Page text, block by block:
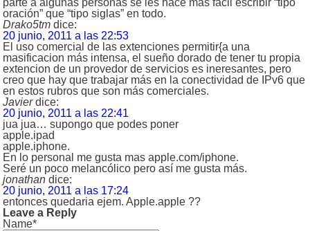
parte a algunas personas se les hace más fácil escribir “tipo
oración” que “tipo siglas” en todo.
Drako5tm dice:
20 junio, 2011 a las 22:53
El uso comercial de las extenciones permitir{a una
masificacion más intensa, el sueño dorado de tener tu propia
extencion de un provedor de servicios es ineresantes, pero
creo que hay que trabajar más en la conectividad de IPv6 que
en estos rubros que son más comerciales.
Javier dice:
20 junio, 2011 a las 22:41
jua jua… supongo que podes poner
apple.ipad
apple.iphone.
En lo personal me gusta mas apple.com/iphone.
Seré un poco melancólico pero así me gusta más.
jonathan dice:
20 junio, 2011 a las 17:24
entonces quedaria ejem. Apple.apple ??
Leave a Reply
Name*